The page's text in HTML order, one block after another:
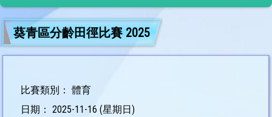
葵青區分齡田徑比賽 2025
比賽類別： 體育
日期： 2025-11-16 (星期日)